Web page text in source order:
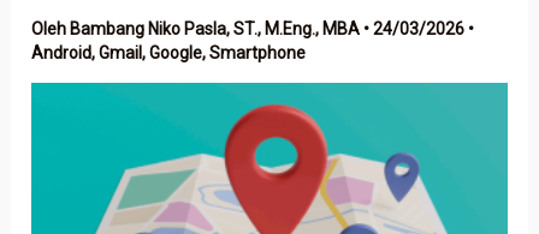
OlehBambang Niko Pasla, ST., M.Eng., MBA •24/03/2026 •
Android,Gmail,Google,Smartphone